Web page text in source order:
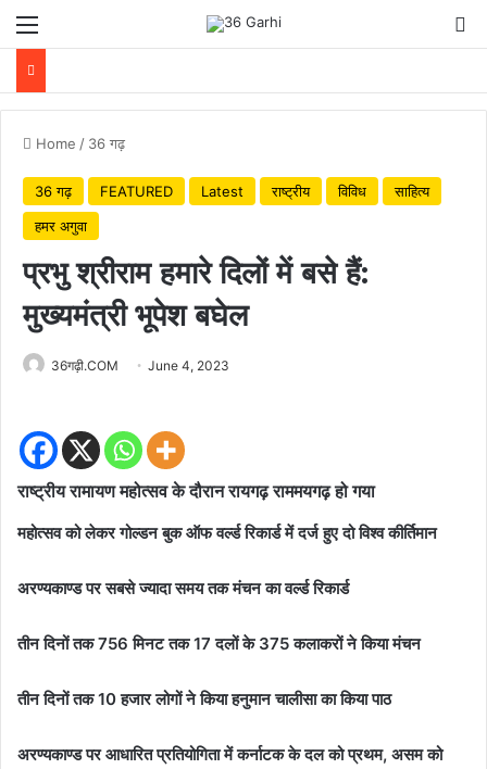
Menu
Home / 36 गढ़
36 गढ़ FEATURED Latest राष्ट्रीय विविध
साहित्य
हमर अगुवा
प्रभु श्रीराम हमारे दिलों में बसे हैं:
मुख्यमंत्री भूपेश बघेल
36गढ़ी.COM June 4, 2023
राष्ट्रीय रामायण महोत्सव के दौरान रायगढ़ राममयगढ़ हो गया
महोत्सव को लेकर गोल्डन बुक ऑफ वर्ल्ड रिकार्ड में दर्ज हुए दो विश्व कीर्तिमान
अरण्यकाण्ड पर सबसे ज्यादा समय तक मंचन का वर्ल्ड रिकार्ड
तीन दिनों तक 756 मिनट तक 17 दलों के 375 कलाकरों ने किया मंचन
तीन दिनों तक 10 हजार लोगों ने किया हनुमान चालीसा का किया पाठ
अरण्यकाण्ड पर आधारित प्रतियोगिता में कर्नाटक के दल को प्रथम, असम को